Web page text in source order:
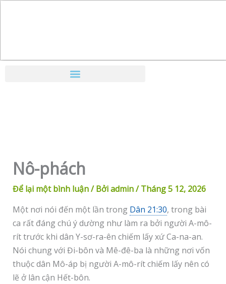
Nô-phách
Để lại một bình luận/ Bởiadmin/Tháng 5 12, 2026
Một nơi nói đến một lần trong Dân 21:30, trong bài
ca rất đáng chú ý dường như làm ra bởi người A-mô-
rít trước khi dân Y-sơ-ra-ên chiếm lấy xứ Ca-na-an.
Nói chung với Đi-bôn và Mê-đê-ba là những nơi vốn
thuộc dân Mô-áp bị người A-mô-rít chiếm lấy nên có
lẽ ở lân cận Hết-bôn.